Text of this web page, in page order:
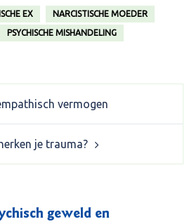
EX NARCISTISCHE MOEDER
PSYCHISCHE MISHANDELING
vermogen
je trauma?
geweld en